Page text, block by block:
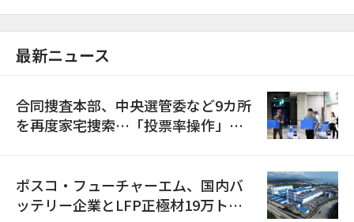
最新ニュース
合同捜査本部、中央選管委など9カ所
を再度家宅捜索…「投票率操作」の
ポスコ・フューチャーエム、国内バ
ッテリー企業とLFP正極材19万トン